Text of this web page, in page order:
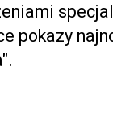
pokazy